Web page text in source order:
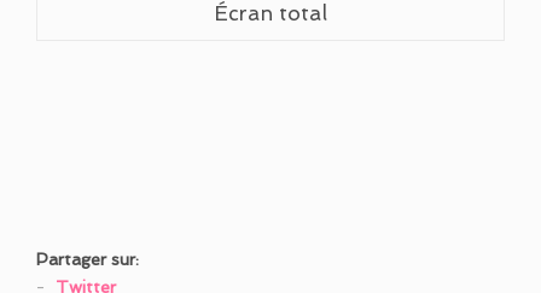
Écran total
Partager sur:
Twitter